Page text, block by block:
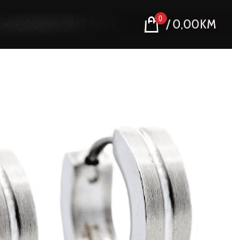
0 /0,00KM